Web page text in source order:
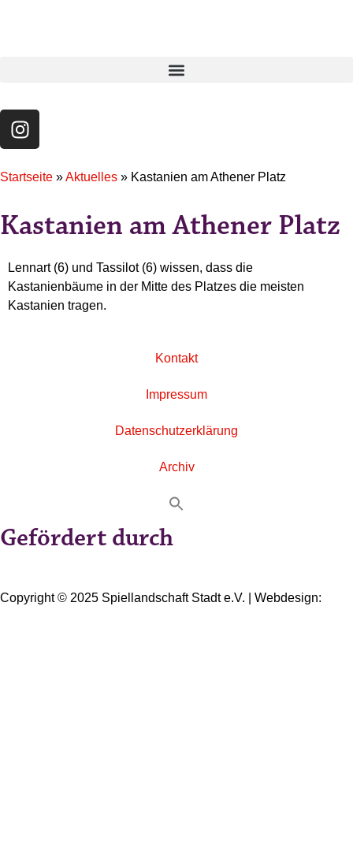
Startseite »Aktuelles » Kastanien am Athener Platz
Kastanien am Athener Platz
Lennart (6) und Tassilot (6) wissen, dass die
Kastanienbäume in der Mitte des Platzes die meisten
Kastanien tragen.
Kontakt
Impressum
Datenschutzerklärung
Archiv
Gefördert durch
Copyright © 2025 Spiellandschaft Stadt e.V. | Webdesign: